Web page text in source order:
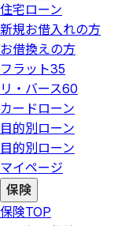
住宅ローン
新規お借入れの方
お借換えの方
フラット35
リ・バース60
カードローン
目的別ローン
目的別ローン
マイページ
保険
保険TOP